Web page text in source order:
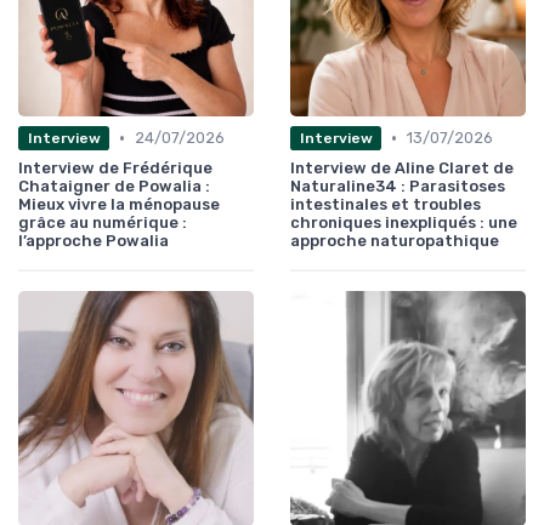
Interview •
24/07/2026
Interview de Frédérique
Chataigner de Powalia :
Mieux vivre la ménopause
grâce au numérique :
l’approche Powalia
Interview • 13/07/2026
Interview de Aline Claret de
Naturaline34 : Parasitoses
intestinales et troubles
chroniques inexpliqués : une
approche naturopathique